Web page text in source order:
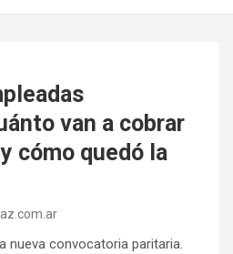
van a cobrar
cómo quedó la
nueva convocatoria paritaria.